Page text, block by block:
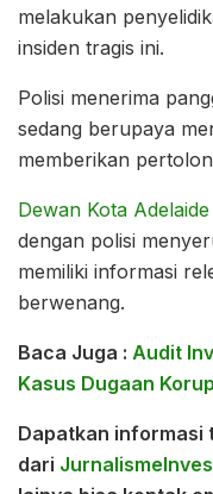
melakukan
insiden tragis ini.
Polisi menerima
sedang berupaya
memberikan
Dewan Kota Adelaide
dengan polisi
memiliki informasi
berwenang.
Baca Juga : Audit
Kasus Dugaan
Dapatkan informasi
dari